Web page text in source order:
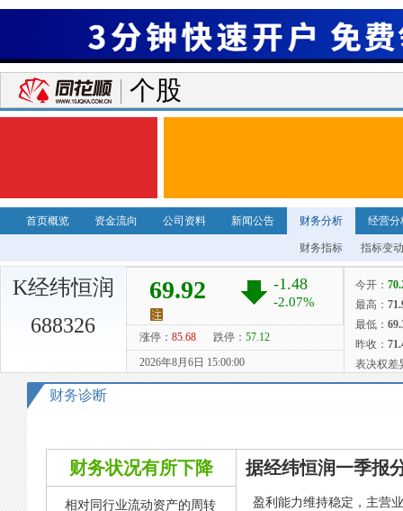
个股
首页概览 资金流向 公司资料 新闻公告 财务分析 经营分
财务指标 指标变
K经纬恒润
688326